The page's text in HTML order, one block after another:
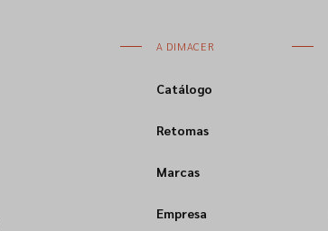
A DIMACER
Catálogo
Retomas
Marcas
Empresa